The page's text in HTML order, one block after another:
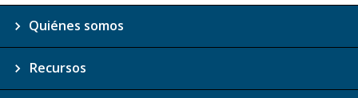
Quiénes somos
Recursos